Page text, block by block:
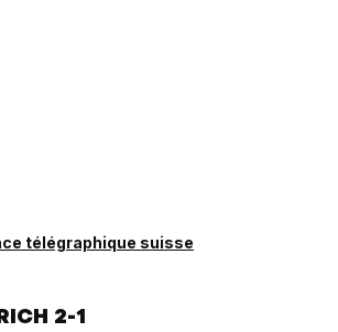
télégraphique suisse
2-1